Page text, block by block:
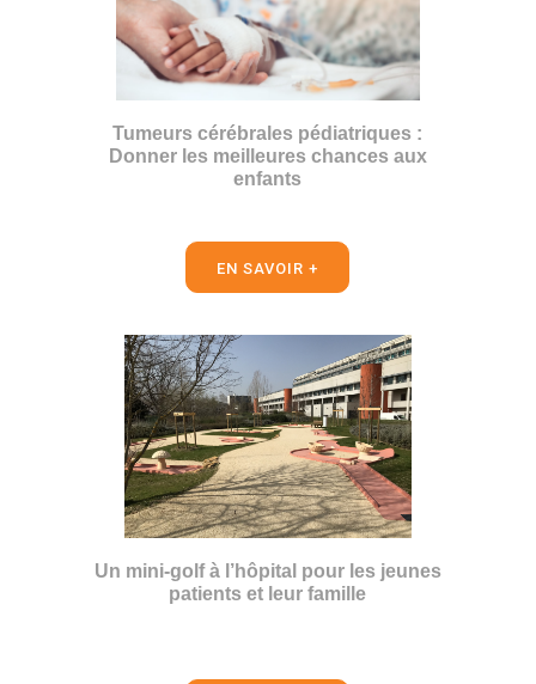
Tumeurs cérébrales pédiatriques :
Donner les meilleures chances aux
enfants
EN SAVOIR +
Un mini-golf à l’hôpital pour les jeunes
patients et leur famille